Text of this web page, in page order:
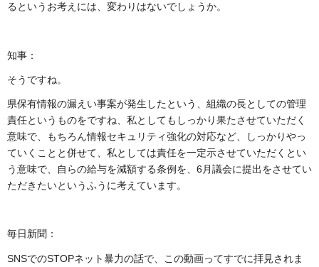
るというお考えには、変わりはないでしょうか。
知事：
そうですね。
県保有情報の漏えい事案が発生したという、組織の長としての管理
責任というものをですね、私としてもしっかり果たさせていただく
意味で、もちろん情報セキュリティ強化の対応など、しっかりやっ
ていくことと併せて、私としては責任を一定示させていただくとい
う意味で、自らの給与を減額する条例を、6月議会に提出をさせてい
ただきたいというふうに考えています。
毎日新聞：
SNSでのSTOPネット暴力の話で、この動画ってすでに拝見されま